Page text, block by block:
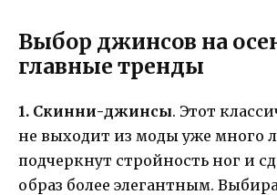
Выбор джинсов на
главные тренды
1. Скинни-джинсы. Этот
не выходит из моды уже много
подчеркнут стройность ног и
образ более элегантным.